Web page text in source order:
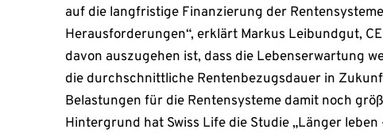
auf die langfristige Finanzierung der
Herausforderungen“, erklärt Markus Leibundgut,
davon auszugehen ist, dass die Lebenserwartung
die durchschnittliche Rentenbezugsdauer in
Belastungen für die Rentensysteme damit noch
Hintergrund hat Swiss Life die Studie „Länger